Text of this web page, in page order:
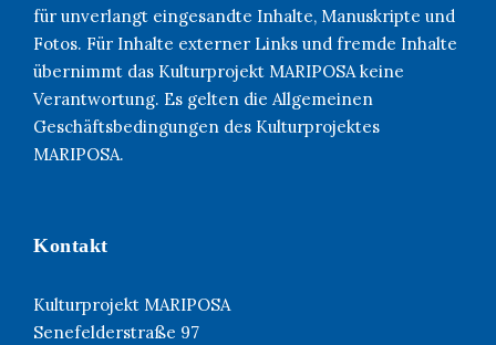
für unverlangt eingesandte Inhalte, Manuskripte und
Fotos. Für Inhalte externer Links und fremde Inhalte
übernimmt das Kulturprojekt MARIPOSA keine
Verantwortung. Es gelten die Allgemeinen
Geschäftsbedingungen des Kulturprojektes
MARIPOSA.
Kontakt
Kulturprojekt MARIPOSA
Senefelderstraße 97